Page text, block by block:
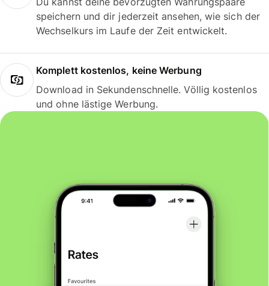
speichern und dir jederzeit ansehen, wie sich der
Wechselkurs im Laufe der Zeit entwickelt.
Komplett kostenlos, keine Werbung
Download in Sekundenschnelle. Völlig kostenlos
und ohne lästige Werbung.